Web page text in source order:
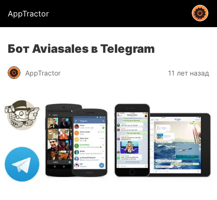
AppTractor
Бот Aviasales в Telegram
AppTractor 11 лет назад